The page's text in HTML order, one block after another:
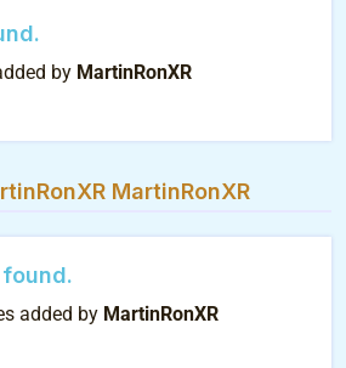
by MartinRonXR
MartinRonXR
added by MartinRonXR